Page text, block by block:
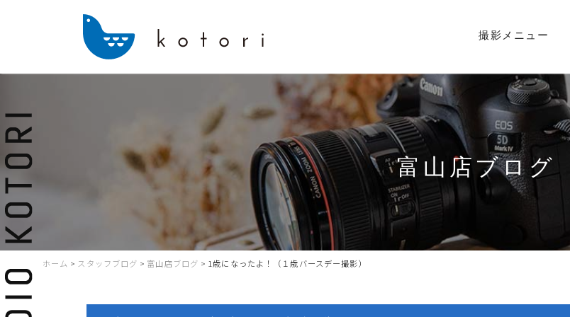
撮影メニュー
富山店ブログ
ホーム > スタッフブログ > 富山店ブログ > 1歳になったよ！（１歳バースデー撮影）